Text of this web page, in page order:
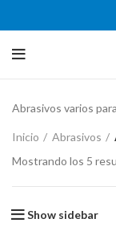
Abrasivos varios
Inicio Abrasivos
Mostrando los 5
Show sidebar